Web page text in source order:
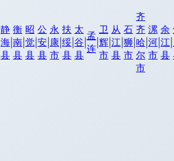
静
海
县
衡
南
县
昭
觉
县
公
安
县
永
康
市
扶
绥
县
太
谷
县
孟
连
卫
辉
市
从
江
县
石
狮
市
齐
齐
哈
尔
市
漯
河
市
余
江
县